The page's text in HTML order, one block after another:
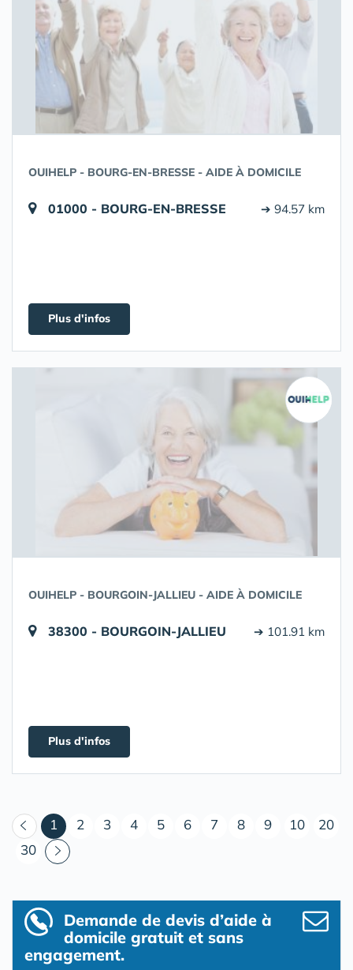
OUIHELP - BOURG-EN-BRESSE - AIDE À DOMICILE
01000 - BOURG-EN-BRESSE ➔ 94.57 km
Plus d'infos
OUIHELP - BOURGOIN-JALLIEU - AIDE À DOMICILE
38300 - BOURGOIN-JALLIEU ➔ 101.91 km
Plus d'infos
1 (courant)
2 3 4 5 6 7 8 9 10
20
30
Demande de devis d’aide à
domicile gratuit et sans
engagement.